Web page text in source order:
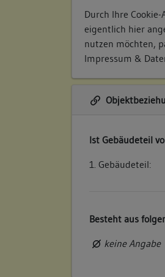
Durch Ihre
eigentlich hier
nutzen möchten,
Impressum &
Ist Gebäudeteil
1. Gebäudeteil:
Besteht aus
keine Angabe